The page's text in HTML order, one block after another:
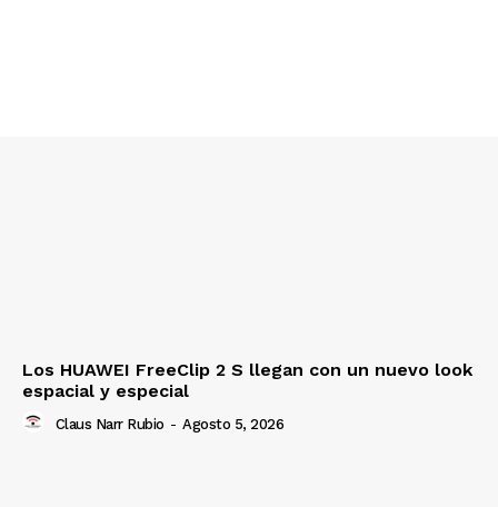
Los HUAWEI FreeClip 2 S llegan con un nuevo look
espacial y especial
Claus Narr Rubio - Agosto 5, 2026